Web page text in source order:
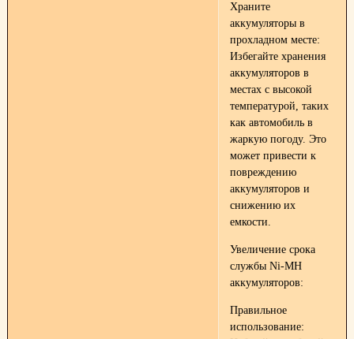
Храните
аккумуляторы в
прохладном месте:
Избегайте хранения
аккумуляторов в
местах с высокой
температурой, таких
как автомобиль в
жаркую погоду. Это
может привести к
повреждению
аккумуляторов и
снижению их
емкости.
Увеличение срока
службы Ni-MH
аккумуляторов:
Правильное
использование: